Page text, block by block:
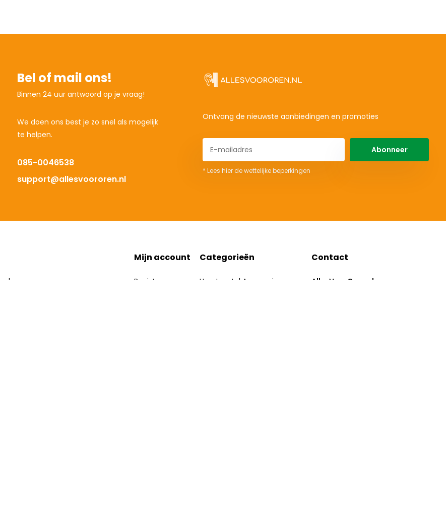
Bel of mail ons!
Binnen 24 uur antwoord op je vraag!
We doen ons best je zo snel als mogelijk
te helpen.
085-0046538
support@allesvoororen.nl
Ontvang de nieuwste aanbiedingen en promoties
Abonneer
* Lees hier de wettelijke beperkingen
Mijn account
Registreren
Categorieën
Hoortoestel Accessoires
Contact
AllesVoorOren.nl